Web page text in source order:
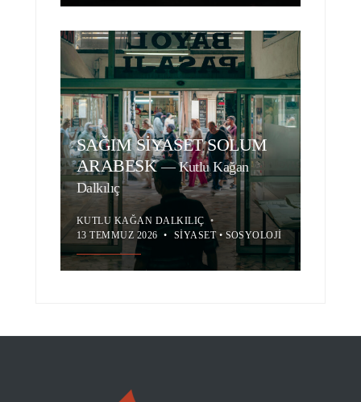
SAĞIM SİYASET SOLUM
ARABESK—Kutlu Kağan
Dalkılıç
KUTLU KAĞAN DALKILIÇ •
13 TEMMUZ 2026 • SIYASET• SOSYOLOJI